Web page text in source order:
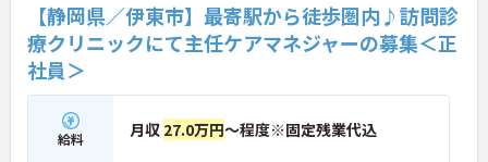
【静岡県／伊東市】最寄駅から徒歩圏内♪訪問診
療クリニックにて主任ケアマネジャーの募集＜正
社員＞
給料 月収 27.0万円～程度※固定残業代込